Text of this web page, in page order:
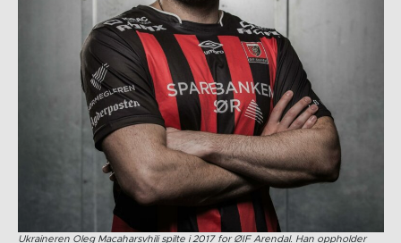
Ukraineren Oleg Macaharsvhili spilte i 2017 for ØIF Arendal. Han oppholder